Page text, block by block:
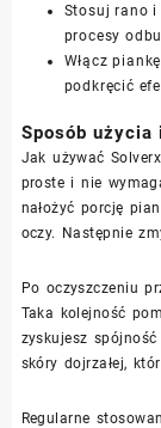
Stosuj rano i
procesy
Włącz
podkręcić
Sposób
Jak używać
proste i nie
nałożyć porcję
oczy. Następnie
Po oczyszczeniu
Taka kolejność
zyskujesz
skóry dojrzałej,
Regularne